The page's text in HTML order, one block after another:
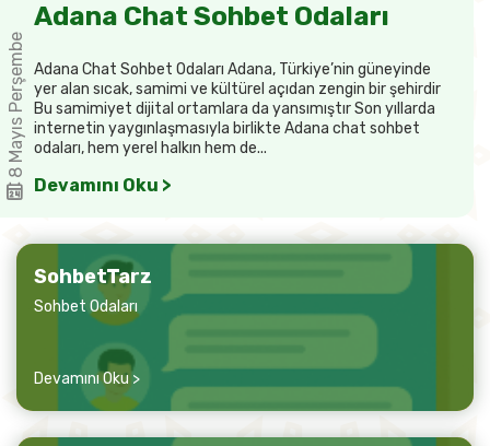
8 Mayıs Perşembe
Adana Chat Sohbet Odaları
Adana Chat Sohbet Odaları Adana, Türkiye’nin güneyinde
yer alan sıcak, samimi ve kültürel açıdan zengin bir şehirdir
Bu samimiyet dijital ortamlara da yansımıştır Son yıllarda
internetin yaygınlaşmasıyla birlikte Adana chat sohbet
odaları, hem yerel halkın hem de...
Devamını Oku >
SohbetTarz
Sohbet Odaları
Devamını Oku >